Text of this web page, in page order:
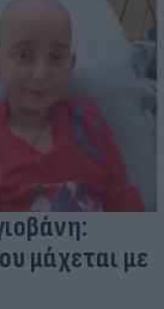
μάχεται με